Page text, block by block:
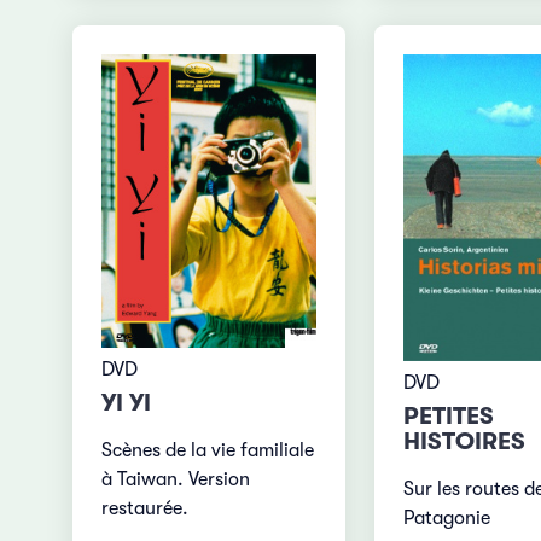
DVD
YI YI
Scènes de la vie familiale
à Taiwan. Version
restaurée.
DVD
PETITES
HISTOIRES
Sur les routes
Patagonie